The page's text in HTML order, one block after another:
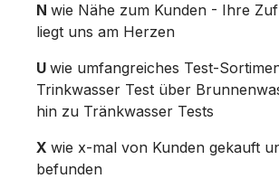
N wie Nähe zum Kunden - Ihre
liegt uns am Herzen
U wie umfangreiches Test-
Trinkwasser Test über
hin zu Tränkwasser Tests
X wie x-mal von Kunden gekauft
befunden